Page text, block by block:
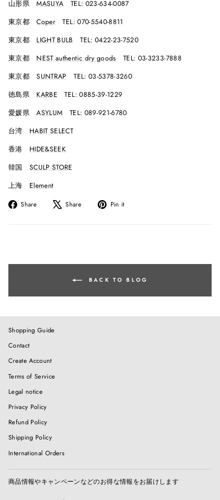
山形県MASUYA TEL: 023-634-0087
東京都Coper TEL: 070-5540-8811
東京都 LIGHT BULB TEL: 0422-23-7520
東京都 NEST authentic dry goods TEL: 03-3233-7888
東京都SUNTRAP TEL: 03-5378-3260
徳島県 KARBE TEL: 0885-39-1229
愛媛県ASYLUM TEL: 089-921-6780
台湾 HABIT SELECT
香港 HIDE&SEEK
韓国SCULP STORE
上海 Element
Share
Share
Facebook
Share
Tweet
X
Pin it
Pinterest
BACK TO BLOG
Shopping Guide
Contact
Create Account
Terms of Service
Legal notice
Privacy Policy
Refund Policy
Shipping Policy
International Orders
商品情報やキャンペーンなどのお得な情報をお届けします